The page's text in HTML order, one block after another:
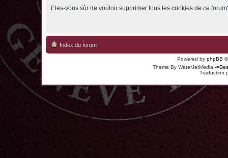
Etes-vous sûr de vouloir supprimer tous les cookies de ce
Index du forum
Powered by phpBB
Theme By WaterJetMedia -
Traduction